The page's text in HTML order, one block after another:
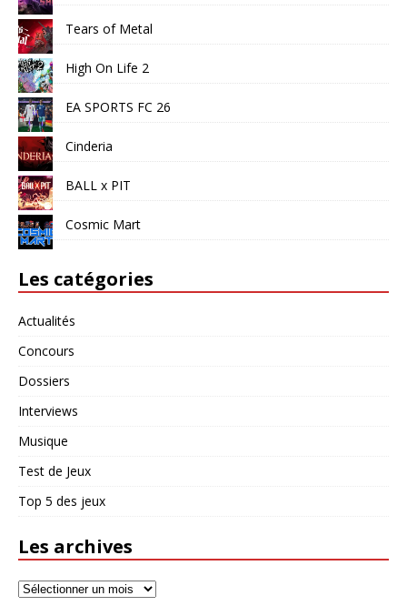
Tears of Metal
High On Life 2
EA SPORTS FC 26
Cinderia
BALL x PIT
Cosmic Mart
Les catégories
Actualités
Concours
Dossiers
Interviews
Musique
Test de Jeux
Top 5 des jeux
Les archives